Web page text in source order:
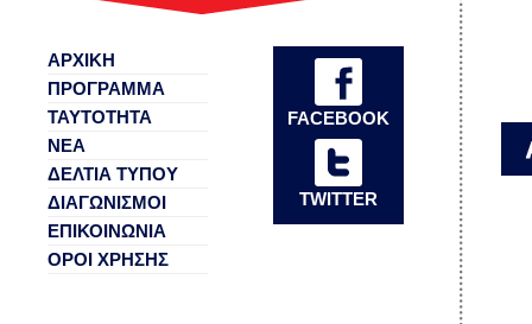
FACEBOOK
TWITTER
ΑΡΧΙΚΗ
ΠΡΟΓΡΑΜΜΑ
ΤΑΥΤΟΤΗΤΑ
ΝΕΑ
ΔΕΛΤΙΑ ΤΥΠΟΥ
ΔΙΑΓΩΝΙΣΜΟΙ
ΕΠΙΚΟΙΝΩΝΙΑ
ΟΡΟΙ ΧΡΗΣΗΣ